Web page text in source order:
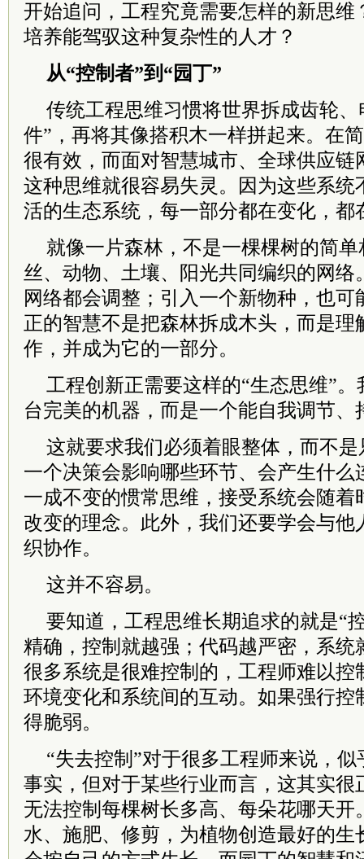
开始追问，工程究竟需要怎样的新思维
培养能驾驭这种复杂性的人才？
从“控制者”到“园丁”
传统工程思维习惯将世界拆成齿轮
件”，再将其像搭积木一样拼起来。在
很有效，而面对智慧城市、全球供应链
这种思维就很容易失灵。因为这些系统
活的生态系统，每一部分都在变化，都
就像一片森林，不是一棵棵树的简
丝、动物、土壤、阳光共同编织的网络
网络都会调整；引入一个新物种，也可
正的智慧不是把森林拆成木头，而是理
作，并成为它的一部分。
工程创新正需要这样的“生态思维”
台完美的机器，而是一个能自我调节、
这就要求我们必须着眼整体，而不
一个决策会影响哪些环节、会产生什么
一成不变的惯常思维，接受系统会随着
改变的理念。此外，我们还要学会与他
织协作。
这并不容易。
要知道，工程思维长期追求的就是
精确，控制就越强；代码越严密，系统
很多系统是很难控制的，工程师难以控
环境变化和系统间的互动。如果强行控
得脆弱。
“失去控制”对于很多工程师来说，
事实，但对于某些行业而言，这其实很
无法控制每棵树长多高、每朵花哪天开
水、施肥、修剪，为植物创造最好的生